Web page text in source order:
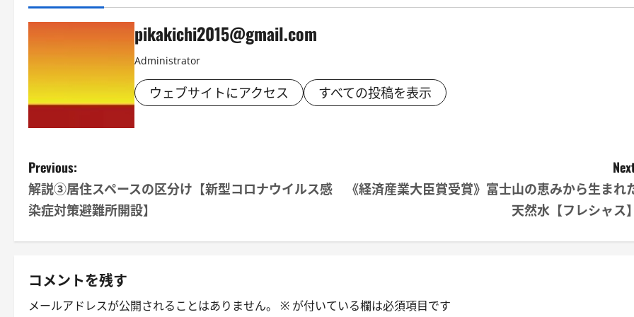
pikakichi2015@gmail.com
Administrator
ウェブサイトにアクセス すべての投稿を表示
P
o
n
Previous:
解説③居住スペースの区分け【新型コロナウイルス感
染症対策避難所開設】
《経済産業大臣賞受賞》富士山の恵みから生まれ
天然水【フレシャス】
コメントを残す
メールアドレスが公開されることはありません。 ※ が付いている欄は必須項目です